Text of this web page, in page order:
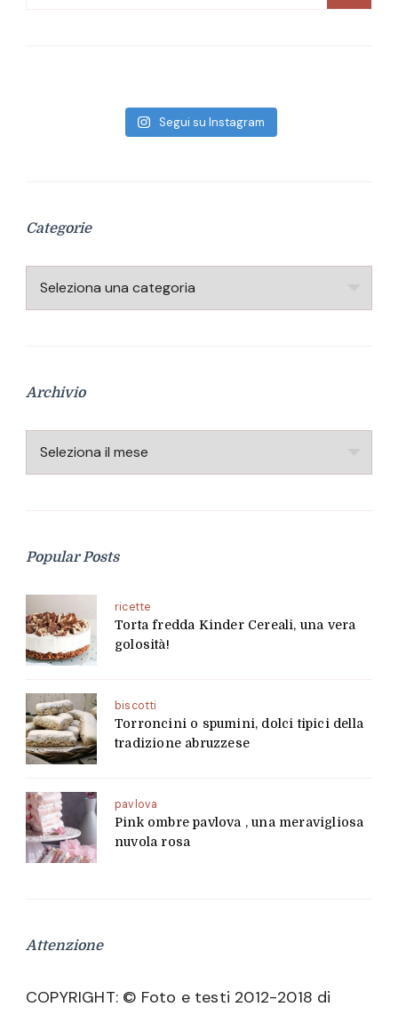
Segui su Instagram
Categorie
Categorie
Archivio
Archivio
Popular Posts
ricette
Torta fredda Kinder Cereali, una vera
golosità!
biscotti
Torroncini o spumini, dolci tipici della
tradizione abruzzese
pavlova
Pink ombre pavlova , una meravigliosa
nuvola rosa
Attenzione
COPYRIGHT: © Foto e testi 2012-2018 di